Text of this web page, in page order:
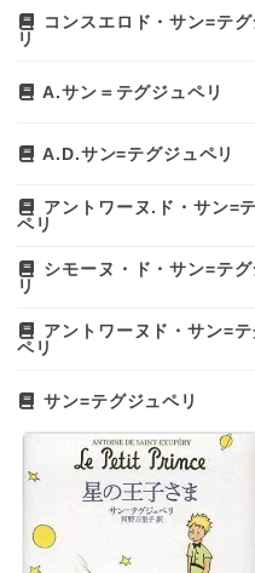
コンスエロド・サン=テ
リ
A.サン＝テグジュペリ
A.D.サン=テグジュペリ
アントワーヌ.ド・サン=
ペリ
シモーヌ・ド・サン=テ
リ
アントワーヌド・サン=テ
ペリ
サン=テグジュペリ